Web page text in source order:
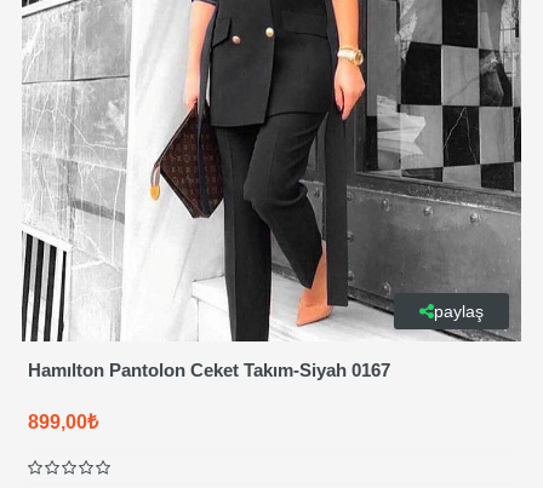
paylaş
Hamılton Pantolon Ceket Takım-Siyah 0167
899,00₺